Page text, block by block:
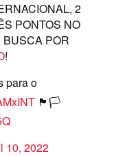
2
PONTOS NO
BUSCA POR
!
para o
🏴🏳️
10, 2022